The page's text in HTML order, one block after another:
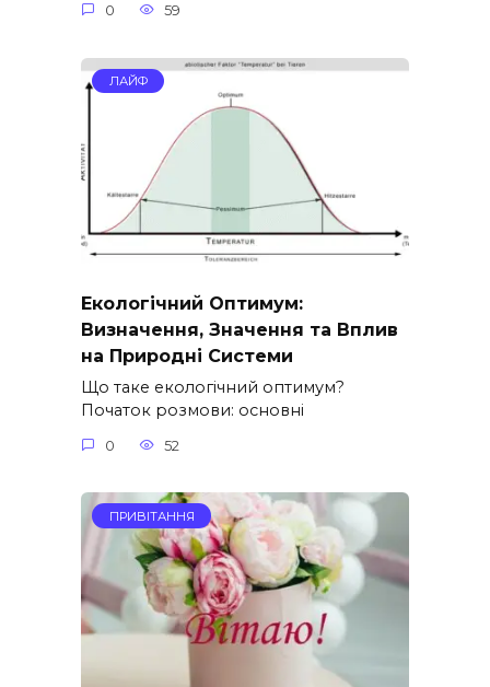
0 59
ЛАЙФ
Екологічний Оптимум:
Визначення, Значення та Вплив
на Природні Системи
Що таке екологічний оптимум?
Початок розмови: основні
0 52
ПРИВІТАННЯ